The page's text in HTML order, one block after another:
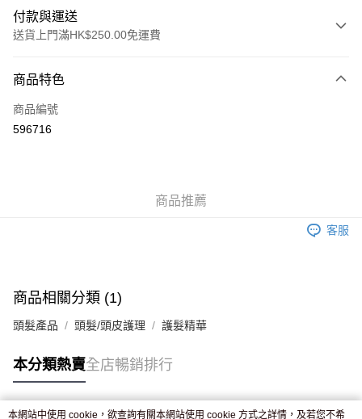
付款與運送
送貨上門滿HK$250.00免運費
信用卡
Apple Pay
付款後門市自取，訂單確認後2-4個工作天到店，7天內取。逾期後
商品特色
商品編號
596716
商品推薦
客服
商品相關分類 (1)
頭髮產品 頭髮/頭皮護理 護髮精華
本分類熱賣全店暢銷排行
本網站中使用 cookie，欲查詢有關本網站使用 cookie 方式之詳情，及若您不希